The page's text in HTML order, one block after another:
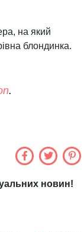
на який
блондинка.
.
новин!